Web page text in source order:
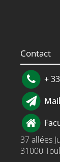
Contact
+
Mail
37 allées
31000